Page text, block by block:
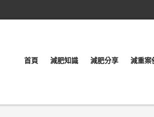
首頁 減肥知識 減肥分享 減重案